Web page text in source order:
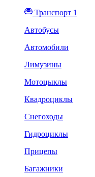
Транспорт 1
Автобусы
Автомобили
Лимузины
Мотоцыклы
Квадроциклы
Снегоходы
Гидроциклы
Прицепы
Багажники